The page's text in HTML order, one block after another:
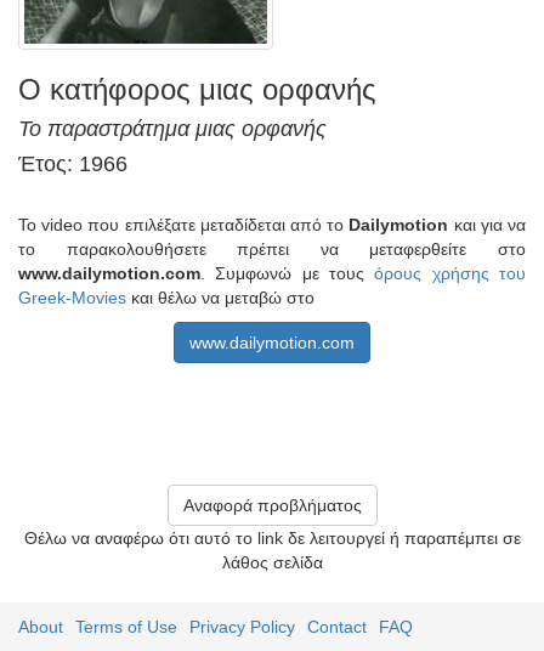
Ο κατήφορος μιας ορφανής
Το παραστράτημα μιας ορφανής
Έτος: 1966
Το video που επιλέξατε μεταδίδεται από το Dailymotion και για να
το παρακολουθήσετε πρέπει να μεταφερθείτε στο
www.dailymotion.com . Συμφωνώ με τουςόρους χρήσης του
Greek-Movies και θέλω να μεταβώ στο
www.dailymotion.com
Αναφορά προβλήματος
Θέλω να αναφέρω ότι αυτό το link δε λειτουργεί ή παραπέμπει σε
λάθος σελίδα
About Terms of Use Privacy Policy Contact FAQ